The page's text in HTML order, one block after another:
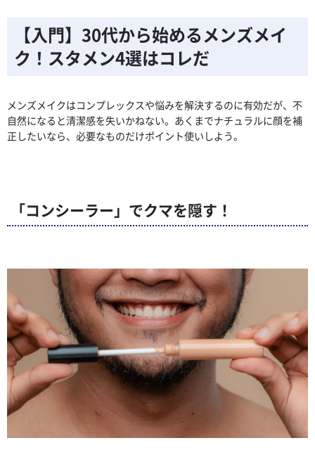
【入門】30代から始めるメンズメイ
ク！スタメン4選はコレだ
メンズメイクはコンプレックスや悩みを解決するのに有効だが、不
自然になると清潔感を失いかねない。あくまでナチュラルに顔を補
正したいなら、必要なものだけポイント使いしよう。
「コンシーラー」でクマを隠す！